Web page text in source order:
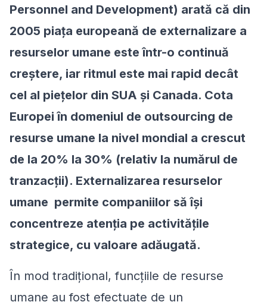
Personnel and Development) arată că din
2005 piața europeană de externalizare a
resurselor umane este într-o continuă
creștere, iar ritmul este mai rapid decât
cel al piețelor din SUA și Canada. Cota
Europei în domeniul de outsourcing de
resurse umane la nivel mondial a crescut
de la 20% la 30% (relativ la numărul de
tranzacții). Externalizarea resurselor
umane permite companiilor să își
concentreze atenția pe activitățile
strategice, cu valoare adăugată.
În mod tradițional, funcțiile de resurse
umane au fost efectuate de un